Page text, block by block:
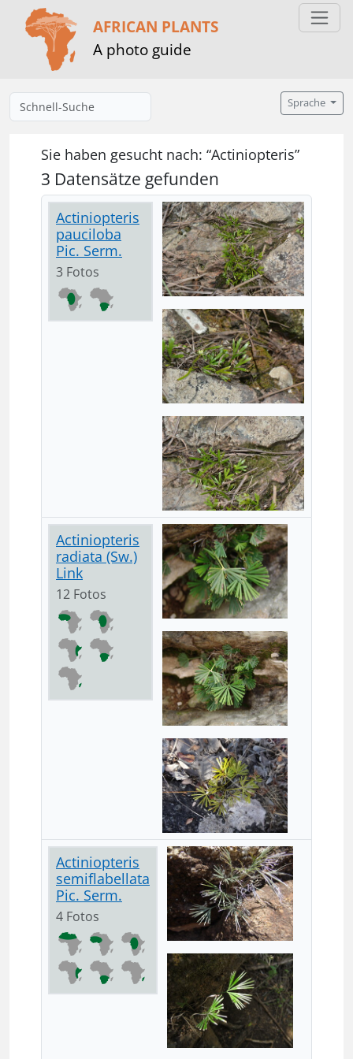
AFRICAN PLANTS
A photo guide
Sprache
Sie haben gesucht nach: “Actiniopteris”
3 Datensätze gefunden
Actiniopteris
pauciloba
Pic. Serm.
3 Fotos
Actiniopteris
radiata (Sw.)
Link
12 Fotos
Actiniopteris
semiflabellata
Pic. Serm.
4 Fotos